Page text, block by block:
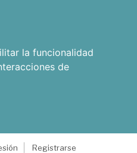
la funcionalidad
de
Registrarse